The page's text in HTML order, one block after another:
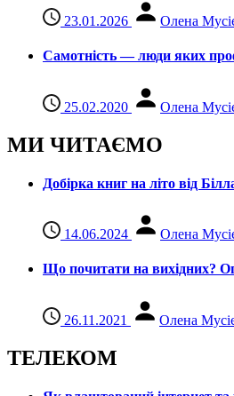
23.01.2026 Олена
Самотність — люди яких
25.02.2020 Олена
МИ ЧИТАЄМО
Добірка книг на літо від
14.06.2024 Олена
Що почитати на вихідних?
26.11.2021 Олена
ТЕЛЕКОМ